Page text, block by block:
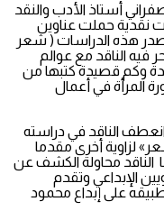
أستاذ الأدب والنقد
نقدية حملت عناوين
هذه الدراسات ( شعر
فيه الناقد مع عوالم
وكم قصيدة كتبها من
المرأة في أعمال
الناقد في دراسته
لزاوية أخرى مقدما
محاولة الكشف عن
الإبداعي وتقدم
على إبداع محمود